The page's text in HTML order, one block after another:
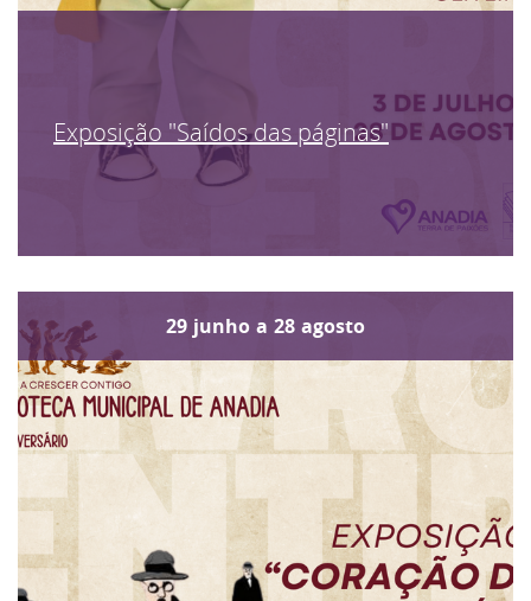
Exposição "Saídos das páginas"
29 junho a 28 agosto